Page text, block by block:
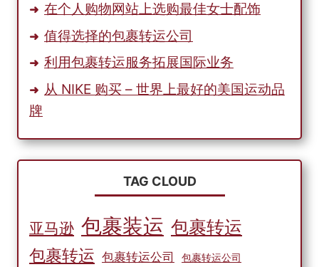
在个人购物网站上选购最佳女士配饰
值得选择的包裹转运公司
利用包裹转运服务拓展国际业务
从 NIKE 购买 – 世界上最好的美国运动品
牌
TAG CLOUD
亚马逊 包裹装运 包裹转运
包裹转运 包裹转运公司 包裹转运公司